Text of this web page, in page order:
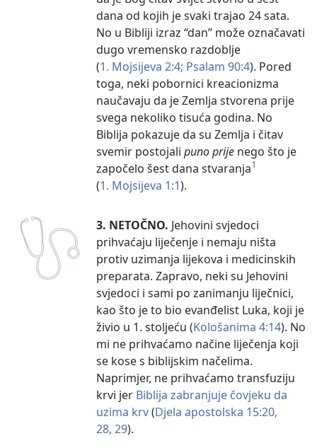
dana od kojih je svaki trajao 24 sata.
No u Bibliji izraz “dan” može označavati
dugo vremensko razdoblje
(1. Mojsijeva 2:4; Psalam 90:4). Pored
toga, neki pobornici kreacionizma
naučavaju da je Zemlja stvorena prije
svega nekoliko tisuća godina. No
Biblija pokazuje da su Zemlja i čitav
svemir postojali puno prije nego što je
započelo šest dana stvaranja1
(1. Mojsijeva 1:1).
3. NETOČNO. Jehovini svjedoci
prihvaćaju liječenje i nemaju ništa
protiv uzimanja lijekova i medicinskih
preparata. Zapravo, neki su Jehovini
svjedoci i sami po zanimanju liječnici,
kao što je to bio evanđelist Luka, koji je
živio u 1. stoljeću (Kološanima 4:14). No
mi ne prihvaćamo načine liječenja koji
se kose s biblijskim načelima.
Naprimjer, ne prihvaćamo transfuziju
krvi jer Biblija zabranjuje čovjeku da
uzima krv(Djela apostolska 15:20,
28, 29).